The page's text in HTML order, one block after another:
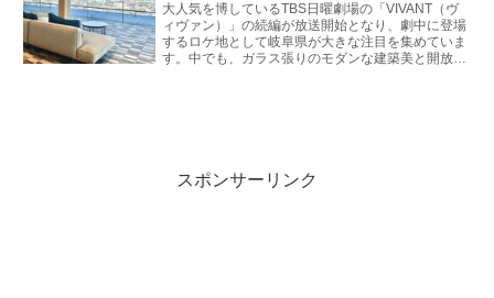
大人気を博しているTBS日曜劇場の「VIVANT（ヴ
ィヴァン）」の続編が放送開始となり、劇中に登場
するロケ地として岐阜県が大きな注目を集めていま
す。中でも、ガラス張りのモダンな建築美と開放的
スポンサーリンク